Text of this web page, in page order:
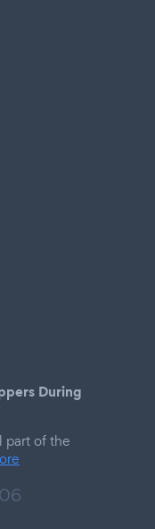
During
part of the